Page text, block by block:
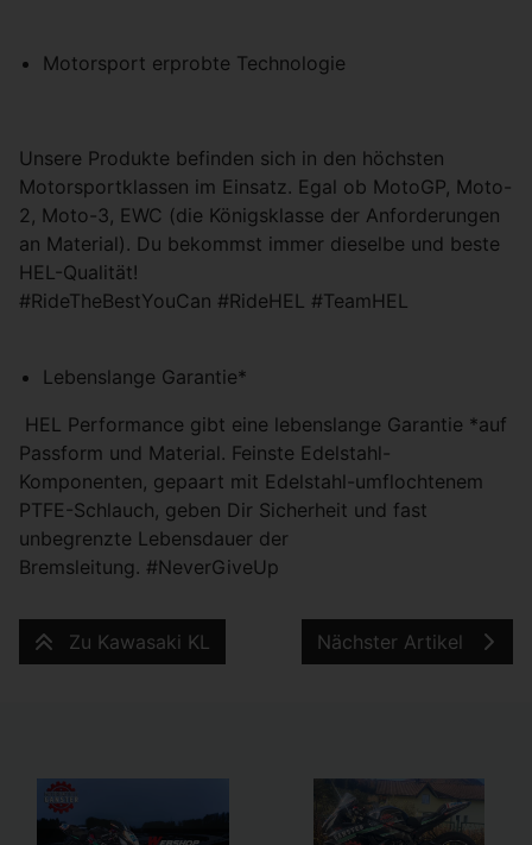
Motorsport erprobte Technologie
Unsere Produkte befinden sich in den höchsten
Motorsportklassen im Einsatz. Egal ob MotoGP, Moto-
2, Moto-3, EWC (die Königsklasse der Anforderungen
an Material). Du bekommst immer dieselbe und beste
HEL-Qualität!
#RideTheBestYouCan #RideHEL #TeamHEL
Lebenslange Garantie*
HEL Performance gibt eine lebenslange Garantie *auf
Passform und Material. Feinste Edelstahl-
Komponenten, gepaart mit Edelstahl-umflochtenem
PTFE-Schlauch, geben Dir Sicherheit und fast
unbegrenzte Lebensdauer der
Bremsleitung. #NeverGiveUp
Zu Kawasaki KL Nächster Artikel